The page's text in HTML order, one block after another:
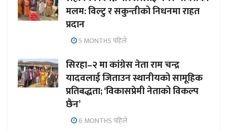
मलम: विल्टु र सकुन्तीको निधनमा राहत
प्रदान
5 MONTHS पहिले
सिरहा–२ मा कांग्रेस नेता राम चन्द्र
यादवलाई जिताउन स्थानीयको सामूहिक
प्रतिबद्धता; ‘विकासप्रेमी नेताको विकल्प
छैन’
6 MONTHS पहिले